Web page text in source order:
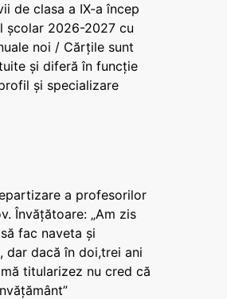
de clasa a IX-a încep
școlar 2026-2027 cu
noi / Cărțile sunt
și diferă în funcție
și specializare
a profesorilor
Învățătoare: „Am zis
fac naveta și
dar dacă în doi,trei ani
titularizez nu cred că